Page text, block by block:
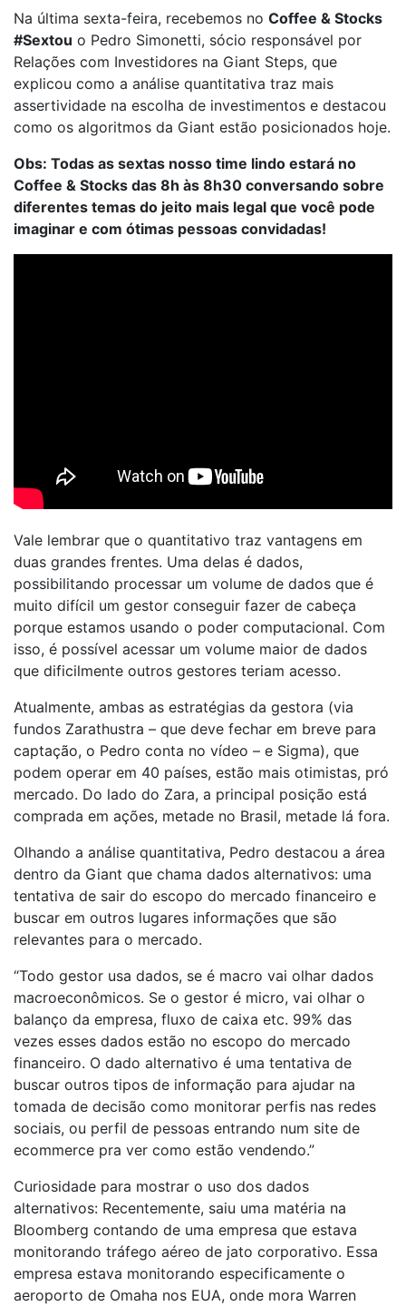
Na última sexta-feira, recebemos no Coffee & Stocks
#Sextou o Pedro Simonetti, sócio responsável por
Relações com Investidores na Giant Steps, que
explicou como a análise quantitativa traz mais
assertividade na escolha de investimentos e destacou
como os algoritmos da Giant estão posicionados hoje.
Obs: Todas as sextas nosso time lindo estará no
Coffee & Stocks das 8h às 8h30 conversando sobre
diferentes temas do jeito mais legal que você pode
imaginar e com ótimas pessoas convidadas!
Vale lembrar que o quantitativo traz vantagens em
duas grandes frentes. Uma delas é dados,
possibilitando processar um volume de dados que é
muito difícil um gestor conseguir fazer de cabeça
porque estamos usando o poder computacional. Com
isso, é possível acessar um volume maior de dados
que dificilmente outros gestores teriam acesso.
Atualmente, ambas as estratégias da gestora (via
fundos Zarathustra – que deve fechar em breve para
captação, o Pedro conta no vídeo – e Sigma), que
podem operar em 40 países, estão mais otimistas, pró
mercado. Do lado do Zara, a principal posição está
comprada em ações, metade no Brasil, metade lá fora.
Olhando a análise quantitativa, Pedro destacou a área
dentro da Giant que chama dados alternativos: uma
tentativa de sair do escopo do mercado financeiro e
buscar em outros lugares informações que são
relevantes para o mercado.
“Todo gestor usa dados, se é macro vai olhar dados
macroeconômicos. Se o gestor é micro, vai olhar o
balanço da empresa, fluxo de caixa etc. 99% das
vezes esses dados estão no escopo do mercado
financeiro. O dado alternativo é uma tentativa de
buscar outros tipos de informação para ajudar na
tomada de decisão como monitorar perfis nas redes
sociais, ou perfil de pessoas entrando num site de
ecommerce pra ver como estão vendendo.”
Curiosidade para mostrar o uso dos dados
alternativos: Recentemente, saiu uma matéria na
Bloomberg contando de uma empresa que estava
monitorando tráfego aéreo de jato corporativo. Essa
empresa estava monitorando especificamente o
aeroporto de Omaha nos EUA, onde mora Warren